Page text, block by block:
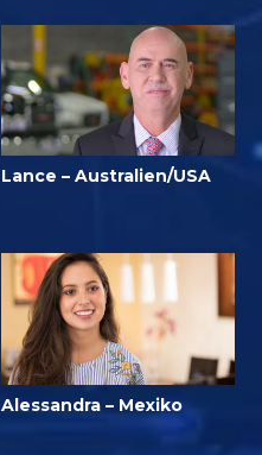
Lance – Australien/USA
Alessandra – Mexiko